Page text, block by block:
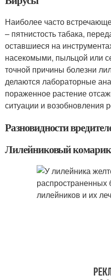
Наиболее часто
– пятнистость табака,
оставшиеся на
насекомыми, пыльцой или
точной причины болезни
делаются лабораторные
пораженное растение
ситуации и возобновления
Разновидности
Лилейниковый комарик